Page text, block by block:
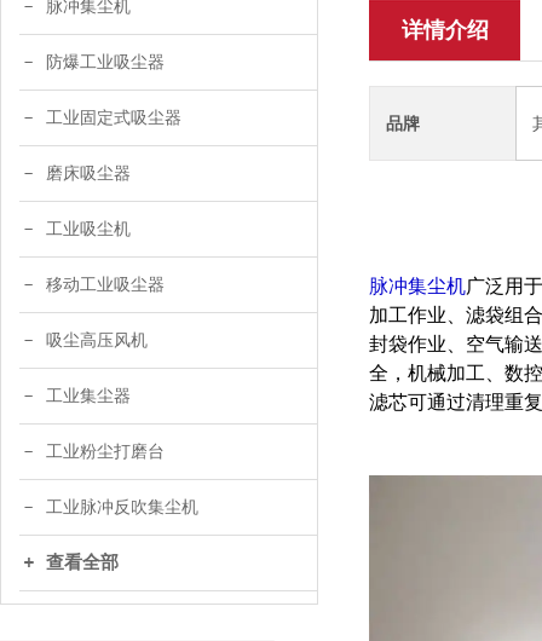
脉冲集尘机
防爆工业吸尘器
工业固定式吸尘器
磨床吸尘器
工业吸尘机
移动工业吸尘器
吸尘高压风机
工业集尘器
工业粉尘打磨台
工业脉冲反吹集尘机
查看全部
详情介绍
品牌
脉冲集尘机广泛用
加工作业、滤袋组
封袋作业、空气输
全，机械加工、数
滤芯可通过清理重